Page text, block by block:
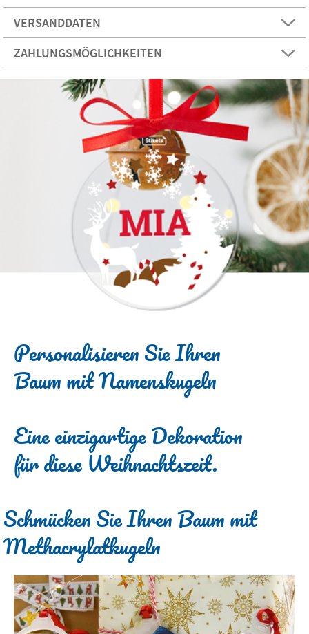
VERSANDDATEN
ZAHLUNGSMÖGLICHKEITEN
Personalisieren Sie Ihren
Baum mit Namenskugeln
Eine einzigartige Dekoration
für diese Weihnachtszeit.
Schmücken Sie Ihren Baum mit
Methacrylatkugeln